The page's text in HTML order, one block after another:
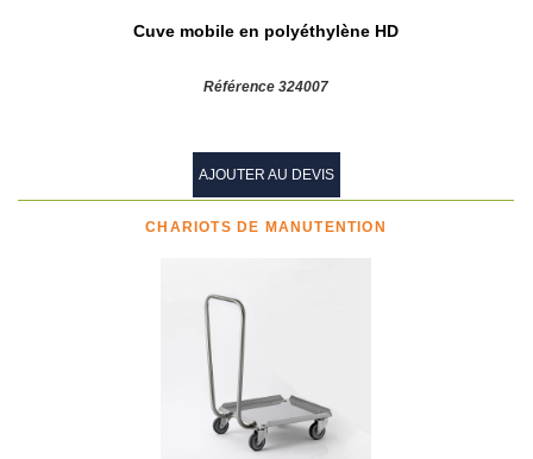
Cuve mobile en polyéthylène HD
Référence 324007
AJOUTER AU DEVIS
CHARIOTS DE MANUTENTION